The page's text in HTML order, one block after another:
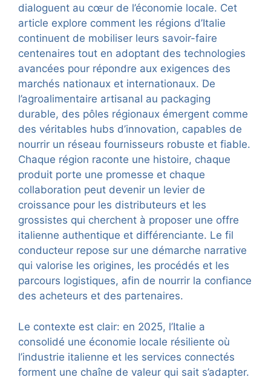
dialoguent au cœur de l’économie locale. Cet
article explore comment les régions d’Italie
continuent de mobiliser leurs savoir-faire
centenaires tout en adoptant des technologies
avancées pour répondre aux exigences des
marchés nationaux et internationaux. De
l’agroalimentaire artisanal au packaging
durable, des pôles régionaux émergent comme
des véritables hubs d’innovation, capables de
nourrir un réseau fournisseurs robuste et fiable.
Chaque région raconte une histoire, chaque
produit porte une promesse et chaque
collaboration peut devenir un levier de
croissance pour les distributeurs et les
grossistes qui cherchent à proposer une offre
italienne authentique et différenciante. Le fil
conducteur repose sur une démarche narrative
qui valorise les origines, les procédés et les
parcours logistiques, afin de nourrir la confiance
des acheteurs et des partenaires.
Le contexte est clair: en 2025, l’Italie a
consolidé une économie locale résiliente où
l’industrie italienne et les services connectés
forment une chaîne de valeur qui sait s’adapter.